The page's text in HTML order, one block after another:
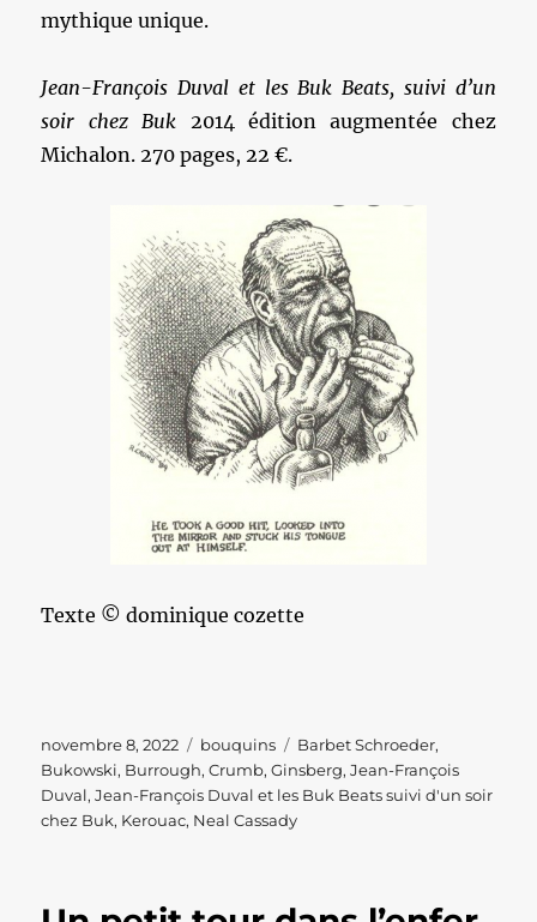
mythique unique.
Jean-François Duval et les Buk Beats, suivi d’un
soir chez Buk 2014 édition augmentée chez
Michalon. 270 pages, 22 €.
Texte © dominique cozette
Publié
le
novembre 8, 2022 Catégories
bouquins Étiquettes
Barbet Schroeder,
Bukowski, Burrough,Crumb,Ginsberg,Jean-François
Duval,Jean-François Duval et les Buk Beats suivi d'un soir
chez Buk, Kerouac, Neal Cassady